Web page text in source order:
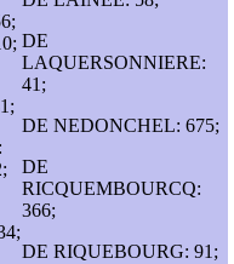
DE
LAQUERSONNIERE:
41;
DE NEDONCHEL: 675;
DE
RICQUEMBOURCQ:
366;
DE RIQUEBOURG: 91;